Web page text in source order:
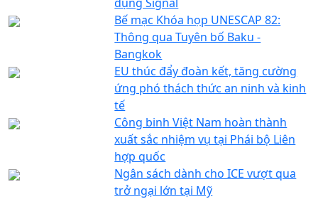
Bế mạc Khóa họp UNESCAP 82:
Thông qua Tuyên bố Baku -
Bangkok
EU thúc đẩy đoàn kết, tăng cường
ứng phó thách thức an ninh và kinh
tế
Công binh Việt Nam hoàn thành
xuất sắc nhiệm vụ tại Phái bộ Liên
hợp quốc
Ngân sách dành cho ICE vượt qua
trở ngại lớn tại Mỹ